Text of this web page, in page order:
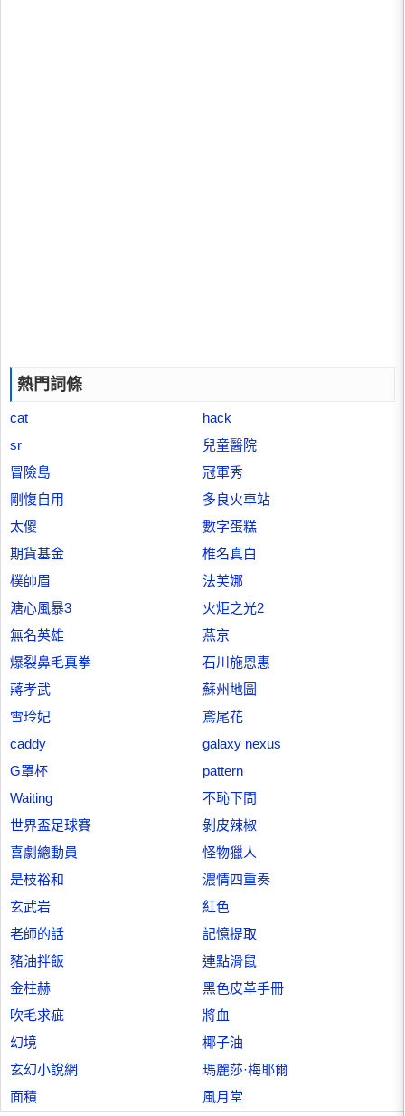
熱門詞條
cat
hack
sr
兒童醫院
冒險島
冠軍秀
剛愎自用
多良火車站
太傻
數字蛋糕
期貨基金
椎名真白
樸帥眉
法芙娜
溏心風暴3
火炬之光2
無名英雄
燕京
爆裂鼻毛真拳
石川施恩惠
蔣孝武
蘇州地圖
雪玲妃
鳶尾花
caddy
galaxy nexus
G罩杯
pattern
Waiting
不恥下問
世界盃足球賽
剝皮辣椒
喜劇總動員
怪物獵人
是枝裕和
濃情四重奏
玄武岩
紅色
老師的話
記憶提取
豬油拌飯
連點滑鼠
金柱赫
黑色皮革手冊
吹毛求疵
將血
幻境
椰子油
玄幻小說網
瑪麗莎·梅耶爾
面積
風月堂